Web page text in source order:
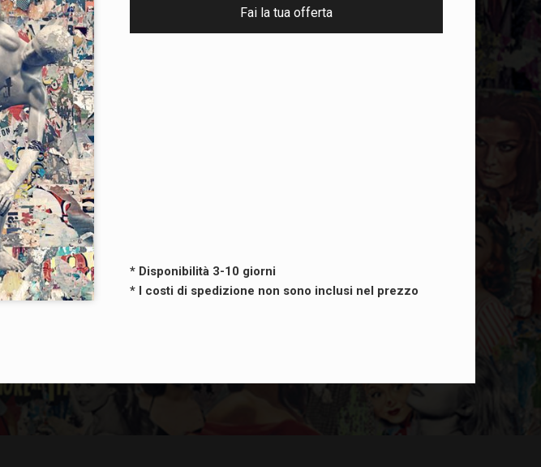
Fai la tua offerta
* Disponibilità 3-10 giorni
* I costi di spedizione non sono inclusi nel prezzo